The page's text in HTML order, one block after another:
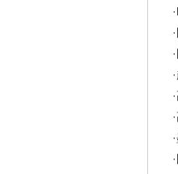
·
·
·
·
·
·
·
·